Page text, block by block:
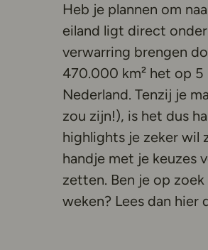
Heb je plannen om
eiland ligt direct
verwarring brengen
470.000 km² het op 5
Nederland. Tenzij je
zou zijn!), is het dus
highlights je zeker wil
handje met je keuzes
zetten. Ben je op
weken? Lees dan hier